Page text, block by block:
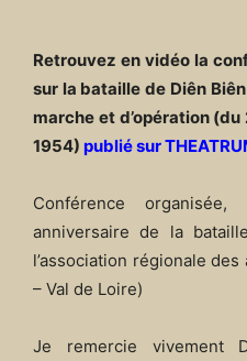
Retrouvez en vidéo la
sur la bataille de Diên
marche et d’opération
1954) publié sur
Conférence
anniversaire de la
l’association régionale des
– Val de Loire)
Je remercie vivement